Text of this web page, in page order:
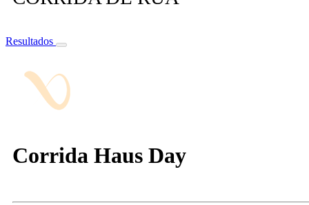
Resultados
Corrida Haus Day